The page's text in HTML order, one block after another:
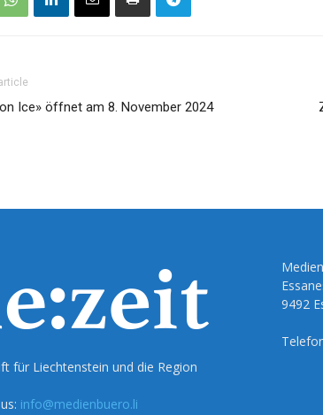
Ice» öffnet am 8. November 2024
für Liechtenstein und die Region
info@medienbuero.li
9492